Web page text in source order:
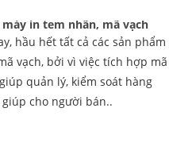
in tem nhãn, mã vạch
hầu hết tất cả các sản phẩm
vạch, bởi vì việc tích hợp mã
quản lý, kiểm soát hàng
cho người bán..